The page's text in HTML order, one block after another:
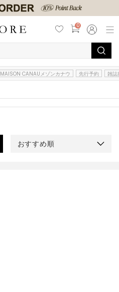
0
MAISON CANAUメゾンカナウ 先行予約 雑誌
おすすめ順